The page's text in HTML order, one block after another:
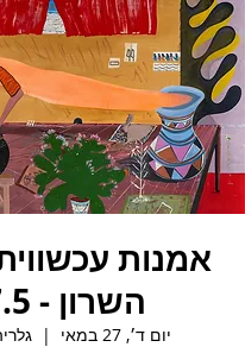
אמנות
השרון - 27.5
יום ד׳, 27 במאי
  |